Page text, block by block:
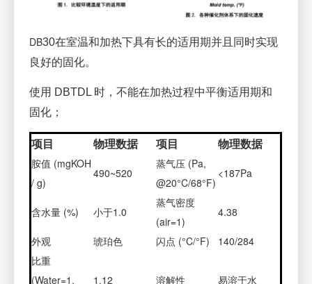
DB30在室温和加热下具有长的适用期并且同时实现
良好的固化。
使用 DBTDL 时，不能在加热过程中平衡适用期和
固化；
项目 物理数据 项目 物理数据
胺值 (mgKOH
/ g)
490~520
蒸气压 (Pa,
@20°C/68°F)
<187Pa
含水量 (%) 小于1.0
蒸气密度
(air=1)
4.38
外观 琥珀色 闪点 (°C/°F)
140/284
比重
(Water=1,
1.12 溶解性 易溶于水